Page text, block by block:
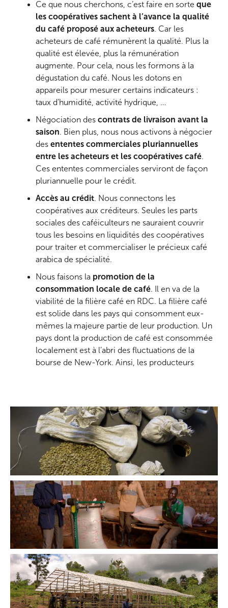
Ce que nous cherchons, c’est faire en sorte que
les coopératives sachent à l’avance la qualité
du café proposé aux acheteurs. Car les
acheteurs de café rémunèrent la qualité. Plus la
qualité est élevée, plus la rémunération
augmente. Pour cela, nous les formons à la
dégustation du café. Nous les dotons en
appareils pour mesurer certains indicateurs :
taux d’humidité, activité hydrique, …
Négociation des contrats de livraison avant la
saison. Bien plus, nous nous activons à négocier
des ententes commerciales pluriannuelles
entre les acheteurs et les coopératives café.
Ces ententes commerciales serviront de façon
pluriannuelle pour le crédit.
Accès au crédit. Nous connectons les
coopératives aux créditeurs. Seules les parts
sociales des caféiculteurs ne sauraient couvrir
tous les besoins en liquidités des coopératives
pour traiter et commercialiser le précieux café
arabica de spécialité.
Nous faisons la promotion de la
consommation locale de café. Il en va de la
viabilité de la filière café en RDC. La filière café
est solide dans les pays qui consomment eux-
mêmes la majeure partie de leur production. Un
pays dont la production de café est consommée
localement est à l’abri des fluctuations de la
bourse de New-York. Ainsi, les producteurs